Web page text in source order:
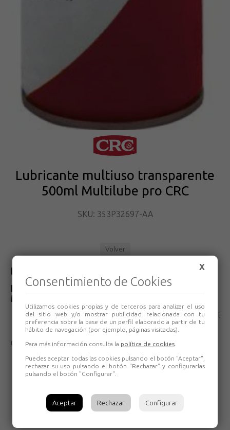
Lubricante multiuso transparente
500ml Multilube pro CRC
SKU: 353P32697-AA
Volver
Descripción del producto
Lubricante multiuso transparente 500ml
Multilube pro CRC
Lubricante multiuso transparente, con un aspecto temporal
azul de uso general para usar en el sector de talleres.
Caracteristicas:
Lubricante multiuso transparente
No gotea
Alta presión y resistente al agua
X
Consentimiento de Cookies
Utilizamos cookies propias y de terceros para analizar el uso
del sitio web y/o mostrar publicidad relacionada con tu
preferencia sobre la base de un perfil elaborado a partir de tu
hábito de navegación (por ejemplo, páginas visitadas).
Para más información consulta la política de cookies
Puedes aceptar todas las cookies pulsando el botón "Aceptar",
rechazar su uso pulsando el botón "Rechazar" y configurarlas
pulsando el botón "Configurar".
Aceptar Rechazar Configurar